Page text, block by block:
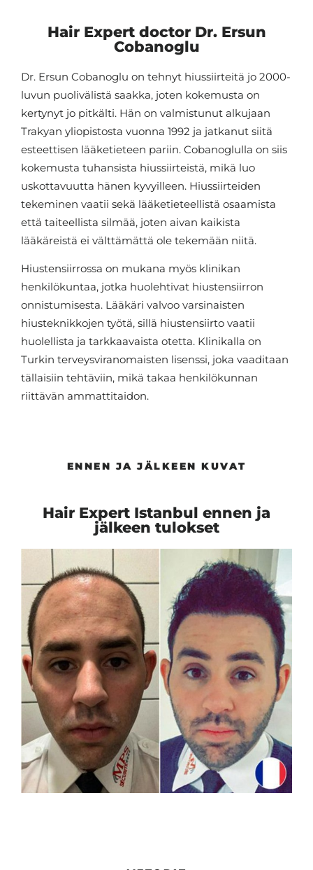
Hair Expert doctor Dr. Ersun
Cobanoglu
Dr. Ersun Cobanoglu on tehnyt hiussiirteitä jo 2000-
luvun puolivälistä saakka, joten kokemusta on
kertynyt jo pitkälti. Hän on valmistunut alkujaan
Trakyan yliopistosta vuonna 1992 ja jatkanut siitä
esteettisen lääketieteen pariin. Cobanoglulla on siis
kokemusta tuhansista hiussiirteistä, mikä luo
uskottavuutta hänen kyvyilleen. Hiussiirteiden
tekeminen vaatii sekä lääketieteellistä osaamista
että taiteellista silmää, joten aivan kaikista
lääkäreistä ei välttämättä ole tekemään niitä.
Hiustensiirrossa on mukana myös klinikan
henkilökuntaa, jotka huolehtivat hiustensiirron
onnistumisesta. Lääkäri valvoo varsinaisten
hiusteknikkojen työtä, sillä hiustensiirto vaatii
huolellista ja tarkkaavaista otetta. Klinikalla on
Turkin terveysviranomaisten lisenssi, joka vaaditaan
tällaisiin tehtäviin, mikä takaa henkilökunnan
riittävän ammattitaidon.
ENNEN JA JÄLKEEN KUVAT
Hair Expert Istanbul ennen ja
jälkeen tulokset